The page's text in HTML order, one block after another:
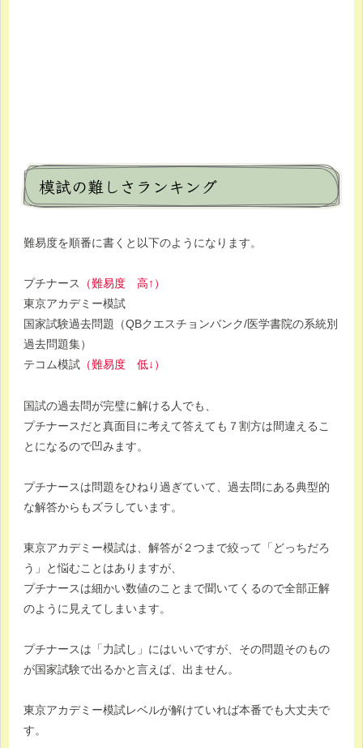
模試の難しさランキング
難易度を順番に書くと以下のようになります。
プチナース
（難易度 高↑）
東京アカデミー模試
国家試験過去問題（QBクエスチョンバンク/医学書院の系統別
過去問題集）
テコム模試 （難易度 低↓）
国試の過去問が完璧に解ける人でも、
プチナースだと真面目に考えて答えても７割方は間違えるこ
とになるので凹みます。
プチナースは問題をひねり過ぎていて、過去問にある典型的
な解答からもズラしています。
東京アカデミー模試は、解答が２つまで絞って「どっちだろ
う」と悩むことはありますが、
プチナースは細かい数値のことまで聞いてくるので全部正解
のように見えてしまいます。
プチナースは「力試し」にはいいですが、その問題そのもの
が国家試験で出るかと言えば、出ません。
東京アカデミー模試レベルが解けていれば本番でも大丈夫で
す。